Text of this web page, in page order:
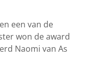
een van de
won de award
Naomi van As